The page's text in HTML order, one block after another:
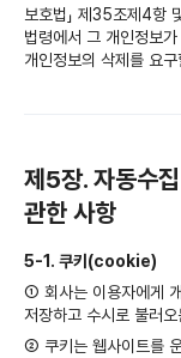
보호법」 제35조제4항
법령에서 그 개인정보
개인정보의 삭제를 요
제5장. 자동수
관한 사항
5-1. 쿠키(cookie)
① 회사는 이용자에게
저장하고 수시로 불러
② 쿠키는 웹사이트를